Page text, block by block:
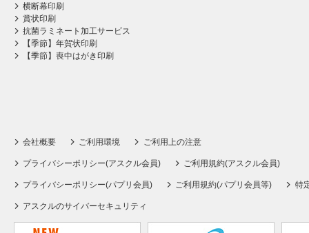
横断幕印刷
賞状印刷
抗菌ラミネート加工サービス
【季節】年賀状印刷
【季節】喪中はがき印刷
会社概要 ご利用環境 ご利用上の注意
プライバシーポリシー(アスクル会員) ご利用規約(アスクル会員)
プライバシーポリシー(パプリ会員) ご利用規約(パプリ会員等) 特
アスクルのサイバーセキュリティ